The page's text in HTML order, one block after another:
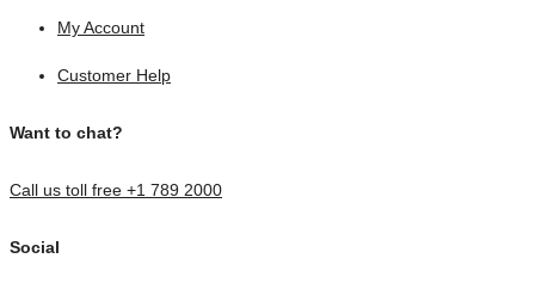
My Account
Customer Help
Want to chat?
Call us toll free +1 789 2000
Social